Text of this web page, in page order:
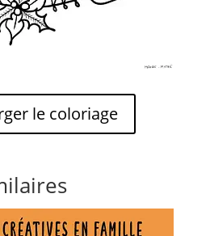
le coloriage